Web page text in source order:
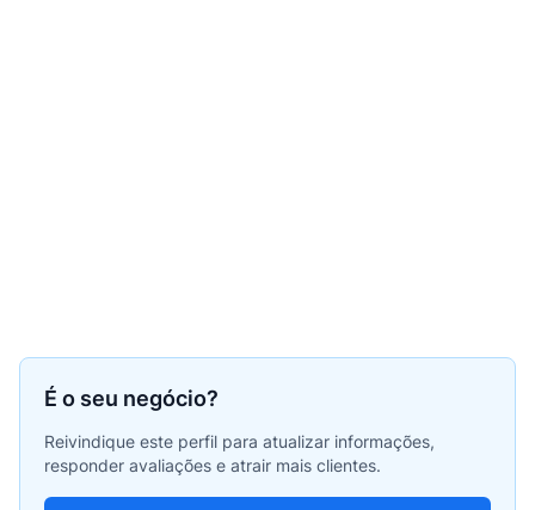
É o seu negócio?
Reivindique este perfil para atualizar informações,
responder avaliações e atrair mais clientes.